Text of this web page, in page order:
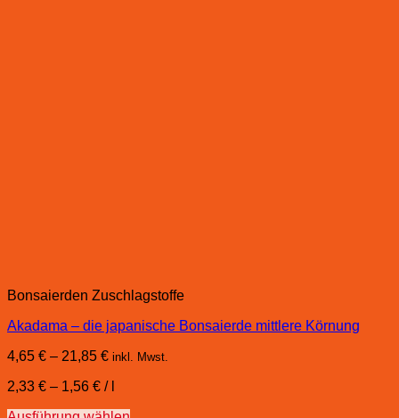
Bonsaierden Zuschlagstoffe
Akadama – die japanische Bonsaierde mittlere Körnung
4,65 € – 21,85 € inkl. Mwst.
2,33 € – 1,56 € /